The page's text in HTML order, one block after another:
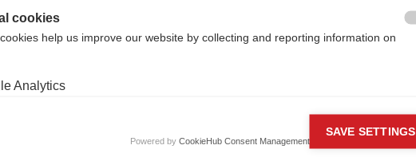
cookies
help us improve our website by collecting and reporting information on
Analytics
cookies are used to track visitors across websites to allow publishers to display
Powered by CookieHub Consent Management
SAVE SETTINGS